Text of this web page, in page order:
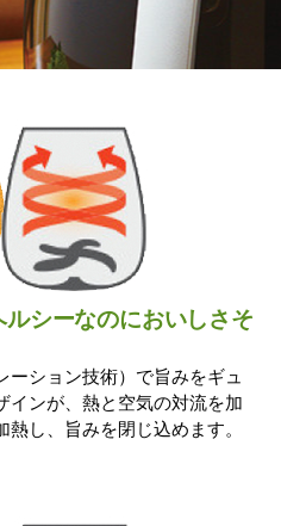
シーなのにおいしさそ
ーション技術）で旨みをギュ
インが、熱と空気の対流を加
し、旨みを閉じ込めます。